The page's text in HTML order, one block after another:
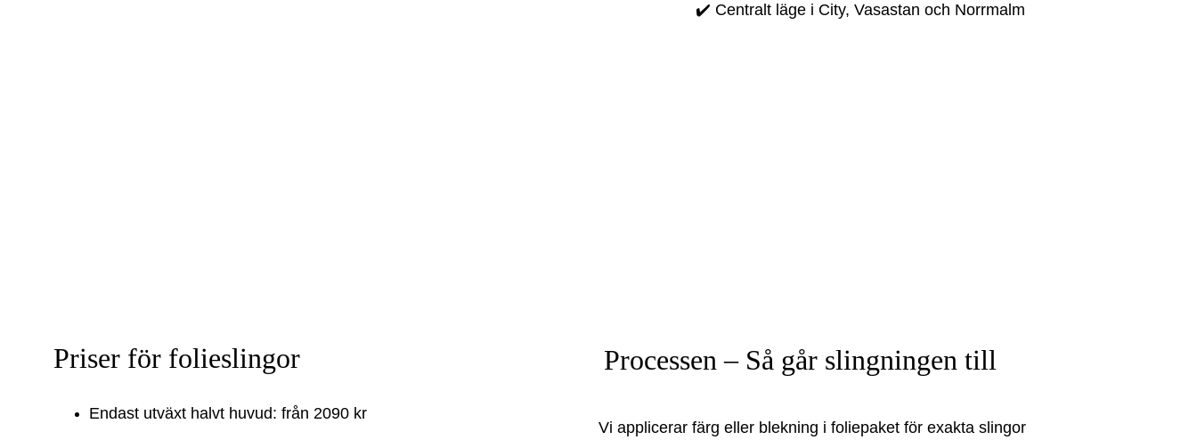
✔️ Centralt läge i City, Vasastan och Norrmalm
Priser för folieslingor
Endast utväxt halvt huvud: från 2090 kr
Vi applicerar färg eller blekning i foliepaket för exakta slingor
Processen – Så går slingningen till